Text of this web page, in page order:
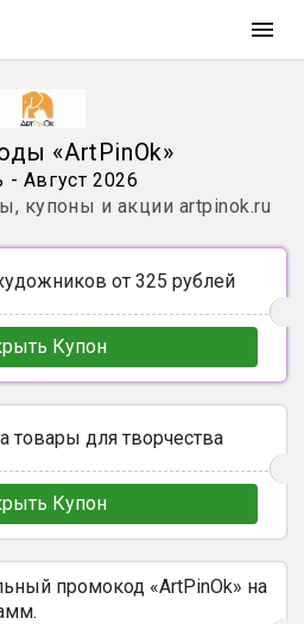
«ArtPinOk»
Август 2026
купоны и акции artpinok.ru
от 325 рублей
Купон
товары для творчества
Купон
промокод «ArtPinOk» на